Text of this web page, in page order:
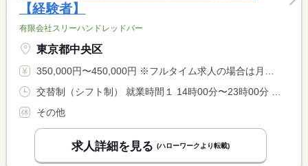
【経験者】
有限会社スリーハンドレッドバー
東京都中央区
350,000円〜450,000円 ※フルタイム求人の場合は月額（換算額）、パート求人の場合は時間額を表示しています。
その他
求人詳細を見る (ハローワークより転載)